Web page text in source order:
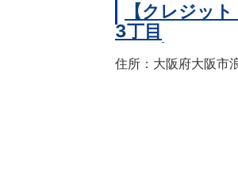
【クレジッ
3丁目
住所：大阪府大阪市